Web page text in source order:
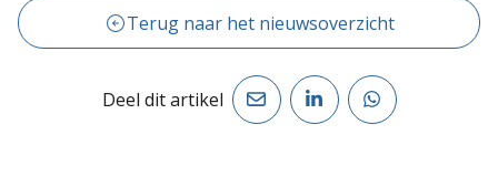
Terug naar het nieuwsoverzicht
Deel dit artikel